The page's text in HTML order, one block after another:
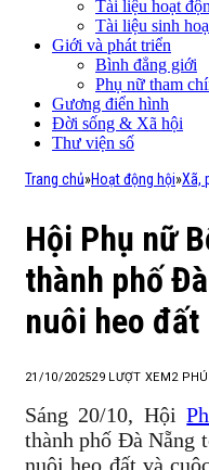
Tài liệu hoạt
Tài liệu sinh
Giới và phát triển
Bình đẳng giới
Phụ nữ tham
Gương điển hình
Đời sống & Xã hội
Thư viện số
Trang chủ»Hoạt động hội»Xã,
Hội Phụ nữ
thành phố
nuôi heo
21/10/202529 LƯỢT XEM 2
Sáng 20/10, Hội
thành phố Đà Nẵng
nuôi heo đất và